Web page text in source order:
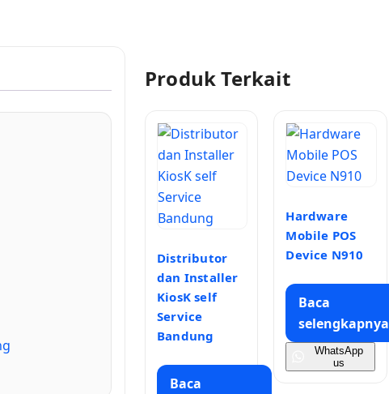
Produk Terkait
Distributor
dan Installer
KiosK self
Service
Bandung
Baca
Hardware
Mobile POS
Device N910
Baca
selengkapnya
WhatsApp
us